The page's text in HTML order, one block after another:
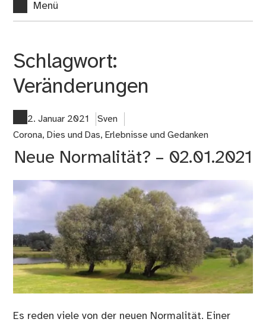
Menü
Schlagwort:
Veränderungen
2. Januar 2021
Sven
Corona, Dies und Das, Erlebnisse und Gedanken
Neue Normalität? – 02.01.2021
Es reden viele von der neuen Normalität. Einer